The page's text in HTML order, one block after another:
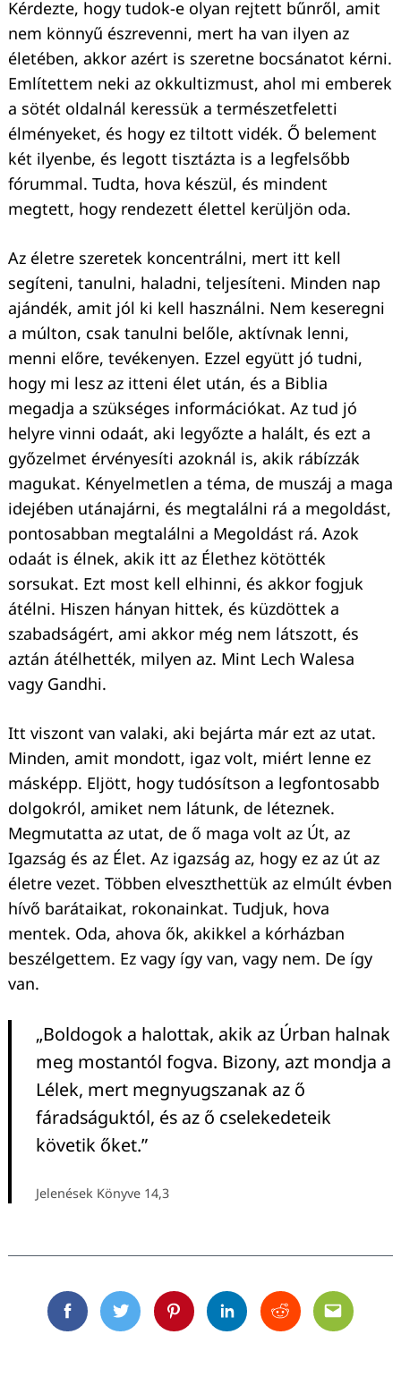
Kérdezte, hogy tudok-e olyan rejtett bűnről, amit
nem könnyű észrevenni, mert ha van ilyen az
életében, akkor azért is szeretne bocsánatot kérni.
Említettem neki az okkultizmust, ahol mi emberek
a sötét oldalnál keressük a természetfeletti
élményeket, és hogy ez tiltott vidék. Ő belement
két ilyenbe, és legott tisztázta is a legfelsőbb
fórummal. Tudta, hova készül, és mindent
megtett, hogy rendezett élettel kerüljön oda.
Az életre szeretek koncentrálni, mert itt kell
segíteni, tanulni, haladni, teljesíteni. Minden nap
ajándék, amit jól ki kell használni. Nem keseregni
a múlton, csak tanulni belőle, aktívnak lenni,
menni előre, tevékenyen. Ezzel együtt jó tudni,
hogy mi lesz az itteni élet után, és a Biblia
megadja a szükséges információkat. Az tud jó
helyre vinni odaát, aki legyőzte a halált, és ezt a
győzelmet érvényesíti azoknál is, akik rábízzák
magukat. Kényelmetlen a téma, de muszáj a maga
idejében utánajárni, és megtalálni rá a megoldást,
pontosabban megtalálni a Megoldást rá. Azok
odaát is élnek, akik itt az Élethez kötötték
sorsukat. Ezt most kell elhinni, és akkor fogjuk
átélni. Hiszen hányan hittek, és küzdöttek a
szabadságért, ami akkor még nem látszott, és
aztán átélhették, milyen az. Mint Lech Walesa
vagy Gandhi.
Itt viszont van valaki, aki bejárta már ezt az utat.
Minden, amit mondott, igaz volt, miért lenne ez
másképp. Eljött, hogy tudósítson a legfontosabb
dolgokról, amiket nem látunk, de léteznek.
Megmutatta az utat, de ő maga volt az Út, az
Igazság és az Élet. Az igazság az, hogy ez az út az
életre vezet. Többen elveszthettük az elmúlt évben
hívő barátaikat, rokonainkat. Tudjuk, hova
mentek. Oda, ahova ők, akikkel a kórházban
beszélgettem. Ez vagy így van, vagy nem. De így
van.
„Boldogok a halottak, akik az Úrban halnak
meg mostantól fogva. Bizony, azt mondja a
Lélek, mert megnyugszanak az ő
fáradságuktól, és az ő cselekedeteik
követik őket.”
Jelenések Könyve 14,3
FacebookTwitterPinterestLinkedinRedditEmail